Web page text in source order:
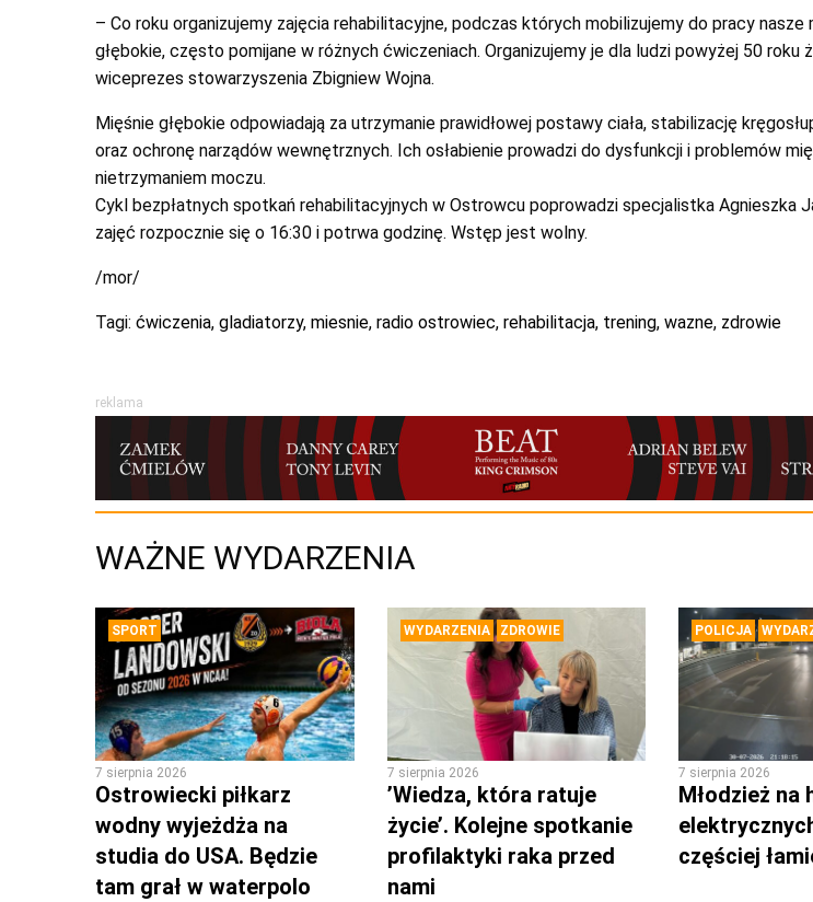
– Co roku organizujemy zajęcia rehabilitacyjne, podczas których mobilizujemy do pracy nasze
głębokie, często pomijane w różnych ćwiczeniach. Organizujemy je dla ludzi powyżej 50 roku
wiceprezes stowarzyszenia Zbigniew Wojna.
Mięśnie głębokie odpowiadają za utrzymanie prawidłowej postawy ciała, stabilizację
oraz ochronę narządów wewnętrznych. Ich osłabienie prowadzi do dysfunkcji i problemów
nietrzymaniem moczu.
Cykl bezpłatnych spotkań rehabilitacyjnych w Ostrowcu poprowadzi specjalistka Agnieszka
zajęć rozpocznie się o 16:30 i potrwa godzinę. Wstęp jest wolny.
/mor/
Tagi: ćwiczenia, gladiatorzy, miesnie, radio ostrowiec, rehabilitacja, trening, wazne, zdrowie
reklama
WAŻNE WYDARZENIA
SPORT
7 sierpnia 2026
Ostrowiecki piłkarz
wodny wyjeżdża na
studia do USA. Będzie
tam grał w waterpolo
WYDARZENIA ZDROWIE
7 sierpnia 2026
’Wiedza, która ratuje
życie’. Kolejne spotkanie
profilaktyki raka przed
nami
POLICJA
7 sierpnia 2026
Młodzież na
częściej